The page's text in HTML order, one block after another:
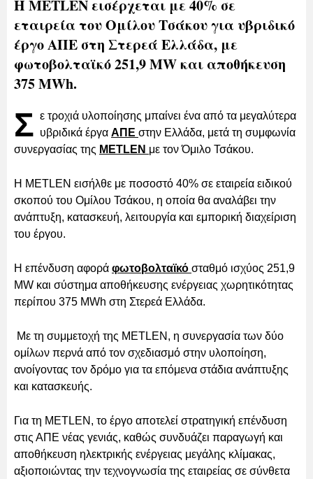
Η METLEN εισέρχεται με 40% σε
εταιρεία του Ομίλου Τσάκου για υβριδικό
έργο ΑΠΕ στη Στερεά Ελλάδα, με
φωτοβολταϊκό 251,9 MW και αποθήκευση
375 MWh.
Σ ε τροχιά υλοποίησης μπαίνει ένα από τα μεγαλύτερα
υβριδικά έργα ΑΠΕ στην Ελλάδα, μετά τη συμφωνία
συνεργασίας της METLEN με τον Όμιλο Τσάκου.
Η METLEN εισήλθε με ποσοστό 40% σε εταιρεία ειδικού
σκοπού του Ομίλου Τσάκου, η οποία θα αναλάβει την
ανάπτυξη, κατασκευή, λειτουργία και εμπορική διαχείριση
του έργου.
Η επένδυση αφορά φωτοβολταϊκό σταθμό ισχύος 251,9
MW και σύστημα αποθήκευσης ενέργειας χωρητικότητας
περίπου 375 MWh στη Στερεά Ελλάδα.
Με τη συμμετοχή της METLEN, η συνεργασία των δύο
ομίλων περνά από τον σχεδιασμό στην υλοποίηση,
ανοίγοντας τον δρόμο για τα επόμενα στάδια ανάπτυξης
και κατασκευής.
Για τη METLEN, το έργο αποτελεί στρατηγική επένδυση
στις ΑΠΕ νέας γενιάς, καθώς συνδυάζει παραγωγή και
αποθήκευση ηλεκτρικής ενέργειας μεγάλης κλίμακας,
αξιοποιώντας την τεχνογνωσία της εταιρείας σε σύνθετα